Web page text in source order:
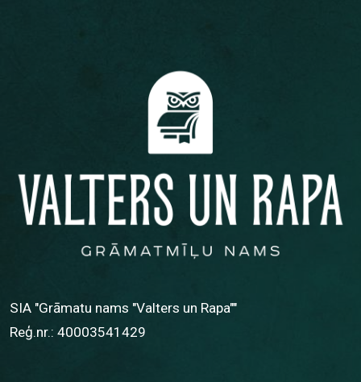
SIA "Grāmatu nams "Valters un Rapa""
Reģ.nr.: 40003541429